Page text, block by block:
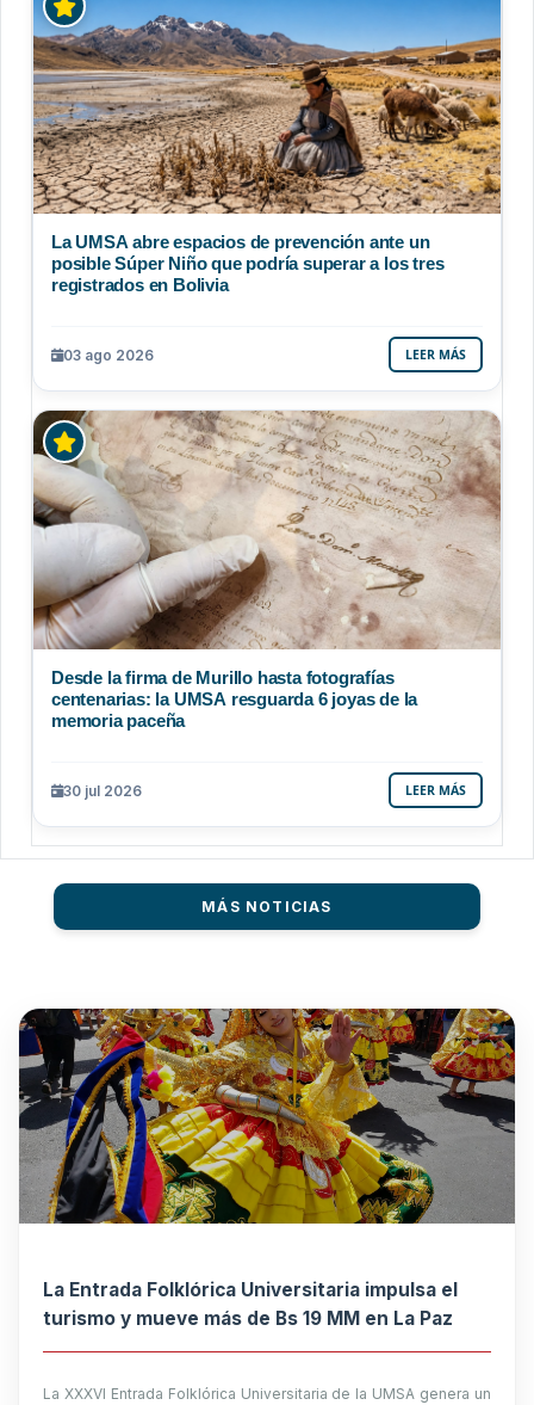
La UMSA abre espacios de prevención ante un
posible Súper Niño que podría superar a los tres
registrados en Bolivia
03 ago 2026 LEER MÁS
Desde la firma de Murillo hasta fotografías
centenarias: la UMSA resguarda 6 joyas de la
memoria paceña
30 jul 2026 LEER MÁS
MÁS NOTICIAS
La Entrada Folklórica Universitaria impulsa el
turismo y mueve más de Bs 19 MM en La Paz
La XXXVI Entrada Folklórica Universitaria de la UMSA genera un